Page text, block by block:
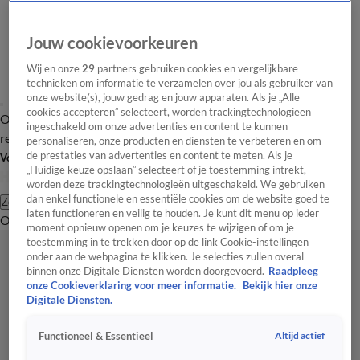
Overzicht Laatste nieuws Regionieuws Het beste van Hart
Tip de
redactie
Volg Hart van Nederland
Zoeken
OverzichtRegioUitzendingenWeerTip de redactiePanelVideo's
Jouw cookievoorkeuren
Wij en onze29 partners gebruiken cookies en vergelijkbare
technieken om informatie te verzamelen over jou als gebruiker van
onze website(s), jouw gedrag en jouw apparaten. Als je „Alle
cookies accepteren” selecteert, worden trackingtechnologieën
ingeschakeld om onze advertenties en content te kunnen
personaliseren, onze producten en diensten te verbeteren en om
de prestaties van advertenties en content te meten. Als je
„Huidige keuze opslaan” selecteert of je toestemming intrekt,
worden deze trackingtechnologieën uitgeschakeld. We gebruiken
dan enkel functionele en essentiële cookies om de website goed te
laten functioneren en veilig te houden. Je kunt dit menu op ieder
moment opnieuw openen om je keuzes te wijzigen of om je
toestemming in te trekken door op de link Cookie-instellingen
onder aan de webpagina te klikken. Je selecties zullen overal
binnen onze Digitale Diensten worden doorgevoerd. Raadpleeg
onze Cookieverklaring voor meer informatie.
Bekijk hier onze
Digitale Diensten.
Functioneel & Essentieel Altijd actief